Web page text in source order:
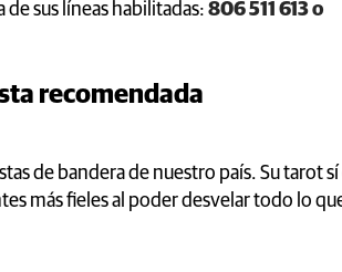
sus líneas habilitadas: 806 511 613 o
recomendada
de bandera de nuestro país. Su tarot sí
más fieles al poder desvelar todo lo